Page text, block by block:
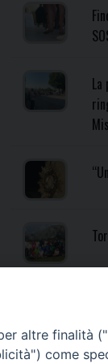
altre finalità
come